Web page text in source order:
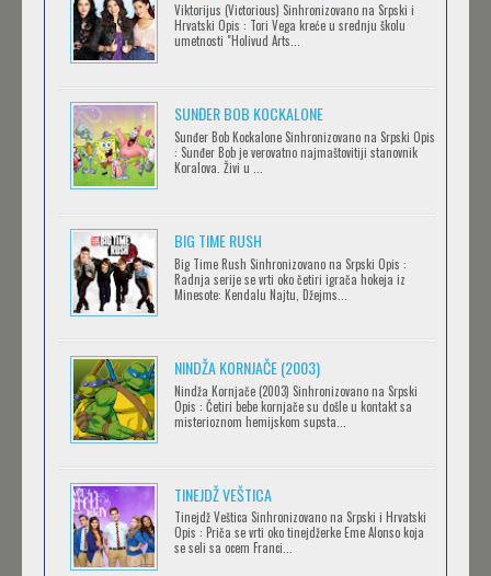
SERVAMP
Feb 12 2023 |
2.43: SEIIN HIGH SCHOOL BOYS VOLLEYBALL
TEAM
CLEAN FREAK! AOYAMA-KUN
Feb 12 2023 |Gledaj »
RECORD OF RAGNAROK
Feb 11 2023 |Gledaj »
TORADORA
Feb 11 2023 |Gledaj »
Viktorijus (Victorious) Sinhronizovano na Srpski i
Hrvatski Opis : Tori Vega kreće u srednju školu
umetnosti "Holivud Arts...
SUNĐER BOB KOCKALONE
Sunđer Bob Kockalone Sinhronizovano na Srpski Opis
: Sunđer Bob je verovatno najmaštovitiji stanovnik
Koralova. Živi u ...
BIG TIME RUSH
Big Time Rush Sinhronizovano na Srpski Opis :
Radnja serije se vrti oko četiri igrača hokeja iz
Minesote: Kendalu Najtu, Džejms...
NINDŽA KORNJAČE (2003)
Nindža Kornjače (2003) Sinhronizovano na Srpski
Opis : Četiri bebe kornjače su došle u kontakt sa
misterioznom hemijskom supsta...
TINEJDŽ VEŠTICA
Tinejdž Veštica Sinhronizovano na Srpski i Hrvatski
Opis : Priča se vrti oko tinejdžerke Eme Alonso koja
se seli sa ocem Franci...